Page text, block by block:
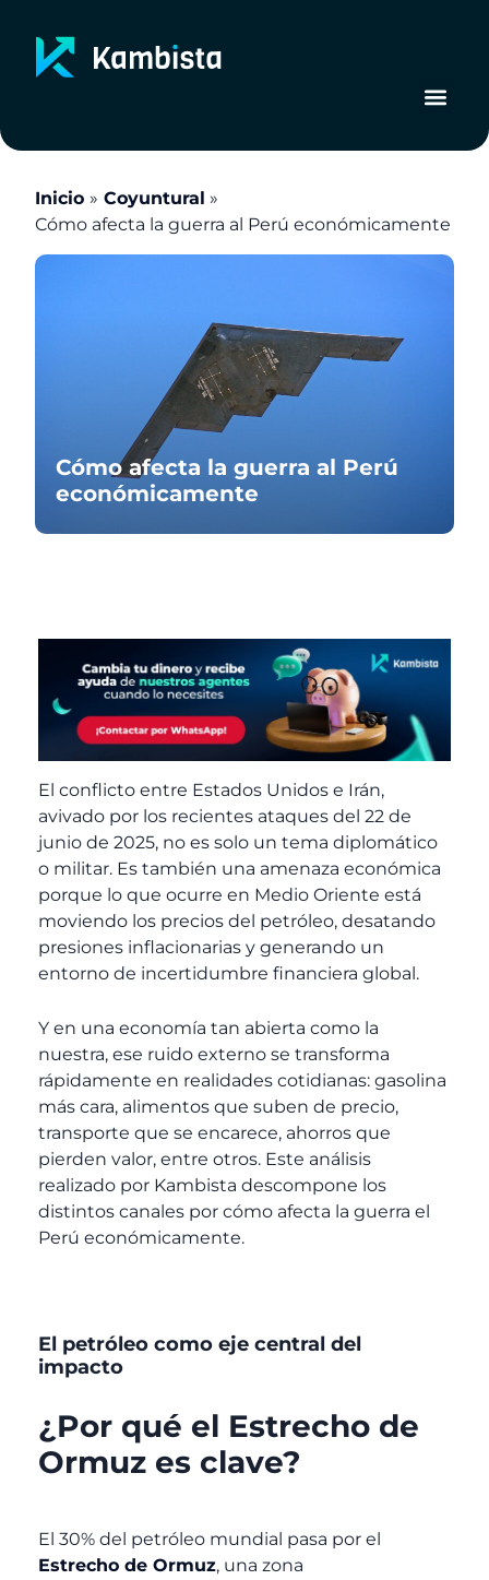
contenido
Inicio
Coyuntural
Cómo afecta la guerra al Perú económicamente
Cómo afecta la guerra al Perú
económicamente
El conflicto entre Estados Unidos e Irán,
avivado por los recientes ataques del 22 de
junio de 2025, no es solo un tema diplomático
o militar. Es también una amenaza económica
porque lo que ocurre en Medio Oriente está
moviendo los precios del petróleo, desatando
presiones inflacionarias y generando un
entorno de incertidumbre financiera global.
Y en una economía tan abierta como la
nuestra, ese ruido externo se transforma
rápidamente en realidades cotidianas: gasolina
más cara, alimentos que suben de precio,
transporte que se encarece, ahorros que
pierden valor, entre otros. Este análisis
realizado por Kambista descompone los
distintos canales por cómo afecta la guerra el
Perú económicamente.
El petróleo como eje central del
impacto
¿Por qué el Estrecho de
Ormuz es clave?
El 30% del petróleo mundial pasa por el
Estrecho de Ormuz, una zona